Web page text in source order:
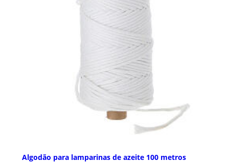
Algodão para lamparinas de azeite 100 metros